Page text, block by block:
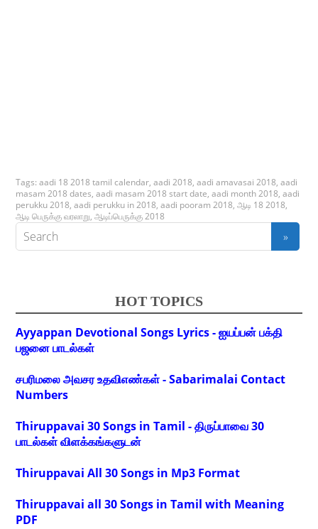
Tags:aadi 18 2018 tamil calendar,aadi 2018,aadi amavasai 2018,aadi
masam 2018 dates,aadi masam 2018 start date,aadi month 2018,aadi
perukku 2018,aadi perukku in 2018,aadi pooram 2018,ஆடி 18 2018,
ஆடி பெருக்கு வரலாறு,ஆடிப்பெருக்கு 2018
HOT TOPICS
Ayyappan Devotional Songs Lyrics - ஐயப்பன் பக்தி
பஜனை பாடல்கள்
சபரிமலை அவசர உதவிஎண்கள் - Sabarimalai Contact
Numbers
Thiruppavai 30 Songs in Tamil - திருப்பாவை 30
பாடல்கள் விளக்கங்களுடன்
Thiruppavai All 30 Songs in Mp3 Format
Thiruppavai all 30 Songs in Tamil with Meaning
PDF